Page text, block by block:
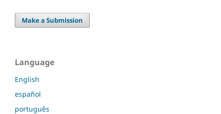
Make a Submission
Language
English
español
português